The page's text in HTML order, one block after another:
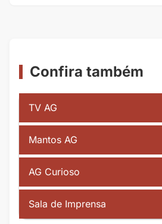
Confira também
TV AG
Mantos AG
AG Curioso
Sala de Imprensa